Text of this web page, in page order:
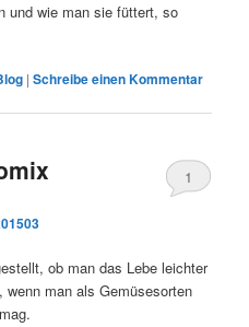
und wie man sie füttert, so
|Schreibe einen Kommentar
1
ob man das Lebe leichter
man als Gemüsesorten